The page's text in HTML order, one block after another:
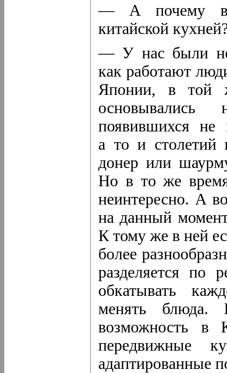
— А почему вы
китайской
— У нас были
как работают
Японии, в той
появившихся не
а то и столетий
донер или
Но в то же
неинтересно. А
на данный
К тому же в ней
более
разделяется по
обкатывать
менять блюда.
возможность в
передвижные
адаптированные